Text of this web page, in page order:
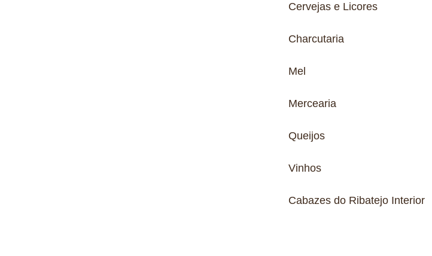
Cervejas e Licores
Charcutaria
Mel
Mercearia
Queijos
Vinhos
Cabazes do Ribatejo Interior